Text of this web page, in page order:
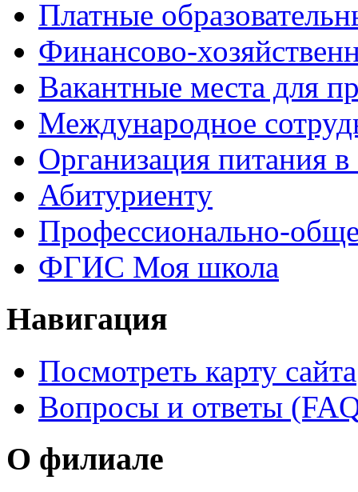
Платные
Финансово-
Вакантные места для
Международное
Организация питания в
Абитуриенту
Профессионально-
ФГИС Моя школа
Навигация
Посмотреть карту сайта
Вопросы и ответы
О филиале